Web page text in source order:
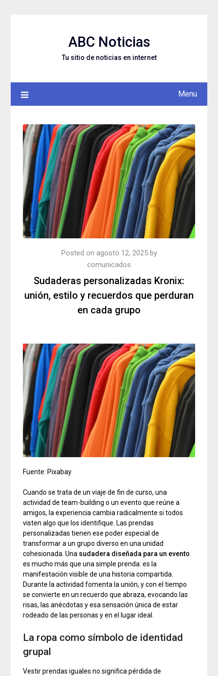
ABC Noticias
Tu sitio de noticias en internet
Menu
Sudaderas personalizadas Kronix:
unión, estilo y recuerdos que perduran
en cada grupo
Posted on agosto 12, 2025by
comunicados
Fuente: Pixabay
Cuando se trata de un viaje de fin de curso, una
actividad de team-building o un evento que reúne a
amigos, la experiencia cambia radicalmente si todos
visten algo que los identifique. Las prendas
personalizadas tienen ese poder especial de
transformar a un grupo diverso en una unidad
cohesionada. Una sudadera diseñada para un evento
es mucho más que una simple prenda: es la
manifestación visible de una historia compartida.
Durante la actividad fomenta la unión, y con el tiempo
se convierte en un recuerdo que abraza, evocando las
risas, las anécdotas y esa sensación única de estar
rodeado de las personas y en el lugar ideal.
La ropa como símbolo de identidad
grupal
Vestir prendas iguales no significa pérdida de